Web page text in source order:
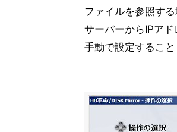
ファイルを参照す
サーバーからIPア
手動で設定すること